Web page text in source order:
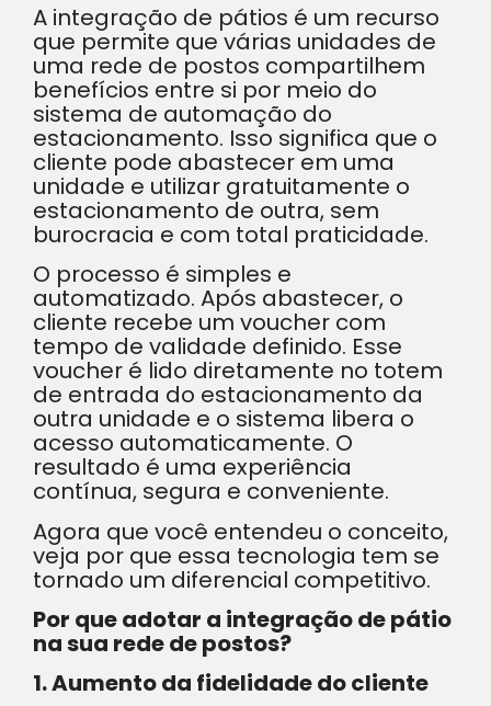
A integração de pátios é um recurso
que permite que várias unidades de
uma rede de postos compartilhem
benefícios entre si por meio do
sistema de automação do
estacionamento. Isso significa que o
cliente pode abastecer em uma
unidade e utilizar gratuitamente o
estacionamento de outra, sem
burocracia e com total praticidade.
O processo é simples e
automatizado. Após abastecer, o
cliente recebe um voucher com
tempo de validade definido. Esse
voucher é lido diretamente no totem
de entrada do estacionamento da
outra unidade e o sistema libera o
acesso automaticamente. O
resultado é uma experiência
contínua, segura e conveniente.
Agora que você entendeu o conceito,
veja por que essa tecnologia tem se
tornado um diferencial competitivo.
Por que adotar a integração de pátio
na sua rede de postos?
1. Aumento da fidelidade do cliente